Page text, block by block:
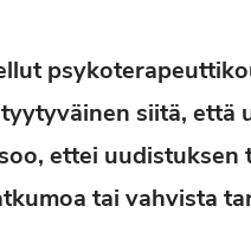
siitä, että
ettei uudistuksen
tai vahvista